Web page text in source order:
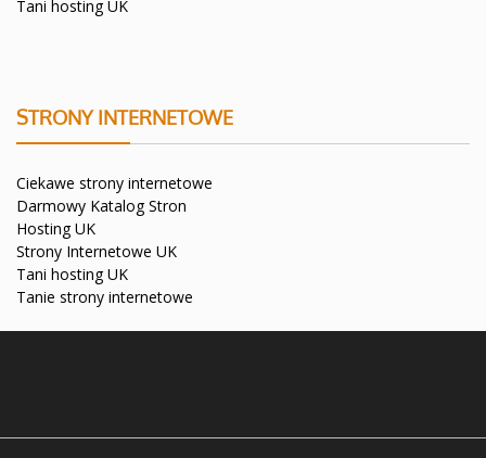
Tani hosting UK
STRONY INTERNETOWE
Ciekawe strony internetowe
Darmowy Katalog Stron
Hosting UK
Strony Internetowe UK
Tani hosting UK
Tanie strony internetowe